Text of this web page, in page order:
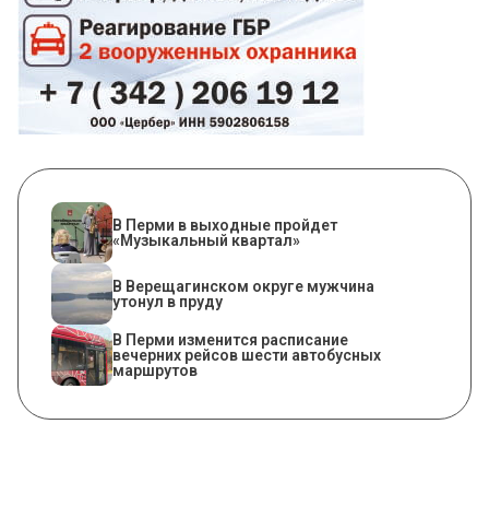
В Перми в выходные пройдет
«Музыкальный квартал»
В Верещагинском округе мужчина
утонул в пруду
​В Перми изменится расписание
вечерних рейсов шести автобусных
маршрутов